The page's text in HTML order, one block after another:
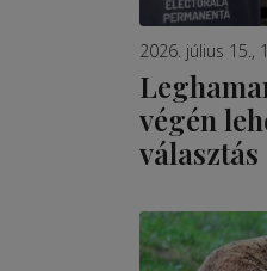
2026. július 15.,
végén
választás